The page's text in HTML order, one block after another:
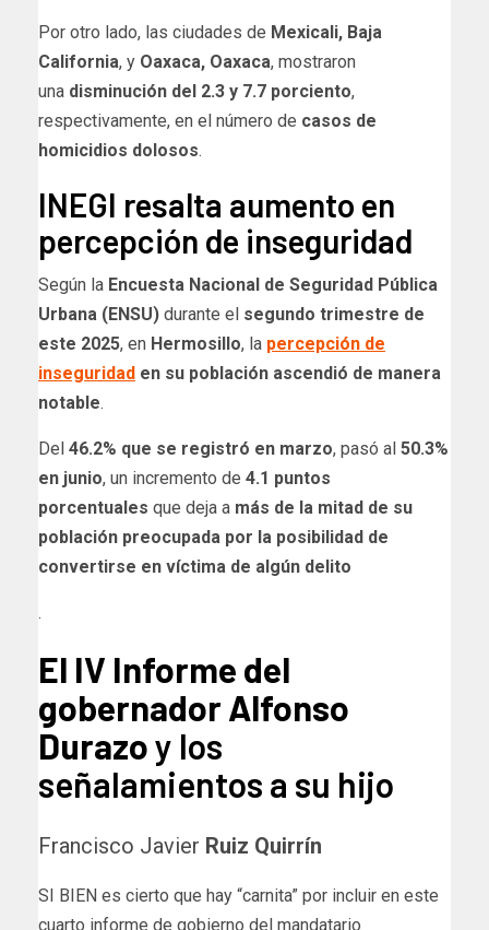
Por otro lado, las ciudades de Mexicali, Baja
California, y Oaxaca, Oaxaca, mostraron
una disminución del 2.3 y 7.7 porciento,
respectivamente, en el número de casos de
homicidios dolosos.
INEGI resalta aumento en
percepción de inseguridad
Según la Encuesta Nacional de Seguridad Pública
Urbana (ENSU) durante el segundo trimestre de
este 2025, en Hermosillo, la percepción de
inseguridad en su población ascendió de manera
notable.
Del 46.2% que se registró en marzo, pasó al 50.3%
en junio, un incremento de 4.1 puntos
porcentuales que deja a más de la mitad de su
población preocupada por la posibilidad de
convertirse en víctima de algún delito
.
El IV Informe del
gobernador Alfonso
Durazoy los
señalamientos a su hijo
Francisco Javier Ruiz Quirrín
SI BIEN es cierto que hay “carnita” por incluir en este
cuarto informe de gobierno del mandatario